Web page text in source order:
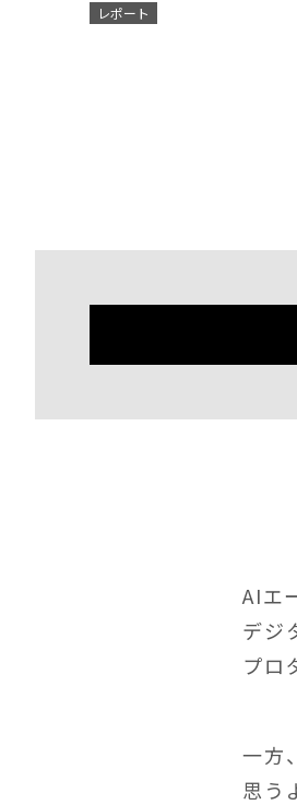
レポート
AIエ
デジ
プロ
一方
思う